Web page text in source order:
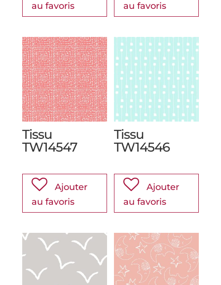
au favoris
au favoris
Tissu
TW14547
Ajouter
au favoris
Tissu
TW14546
Ajouter
au favoris